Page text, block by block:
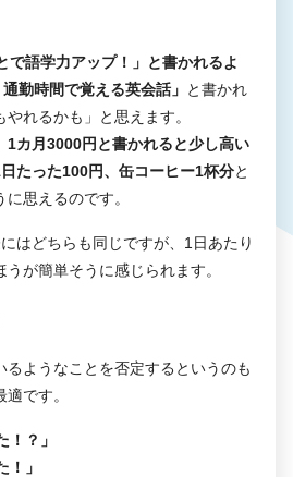
で語学力アップ！」と書かれるよ
勤時間で覚える英会話」 と書かれ
れるかも」と思えます。
1カ月3000円と書かれると少し高い
たった100円、缶コーヒー1杯分と
思えるのです。
はどちらも同じですが、1日あたり
が簡単そうに感じられます。
るようなことを否定するというのも
です。
！？」
！」